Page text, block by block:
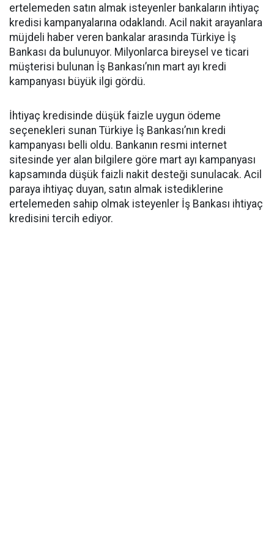
ertelemeden satın almak isteyenler bankaların ihtiyaç
kredisi kampanyalarına odaklandı. Acil nakit arayanlara
müjdeli haber veren bankalar arasında Türkiye İş
Bankası da bulunuyor. Milyonlarca bireysel ve ticari
müşterisi bulunan İş Bankası’nın mart ayı kredi
kampanyası büyük ilgi gördü.
İhtiyaç kredisinde düşük faizle uygun ödeme
seçenekleri sunan Türkiye İş Bankası’nın kredi
kampanyası belli oldu. Bankanın resmi internet
sitesinde yer alan bilgilere göre mart ayı kampanyası
kapsamında düşük faizli nakit desteği sunulacak. Acil
paraya ihtiyaç duyan, satın almak istediklerine
ertelemeden sahip olmak isteyenler İş Bankası ihtiyaç
kredisini tercih ediyor.